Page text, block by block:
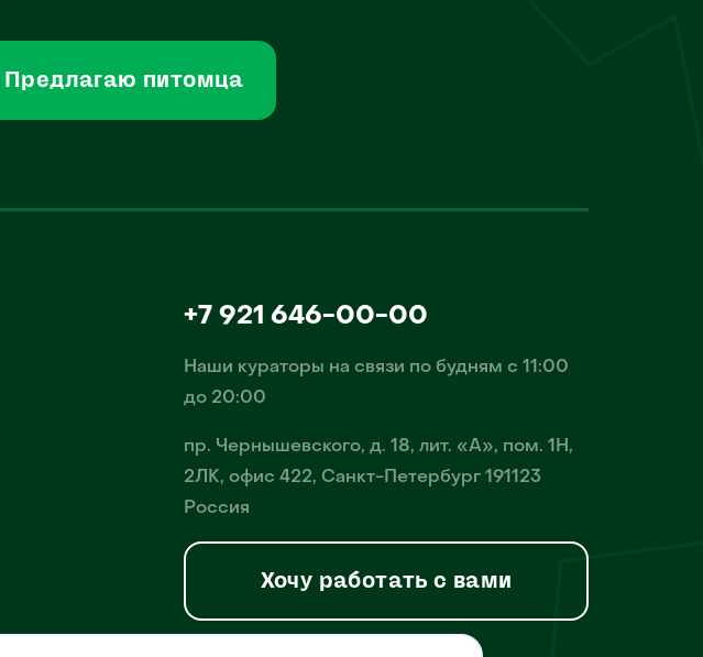
Предлагаю питомца
+7 921 646-00-00
Наши кураторы на связи по будням с 11:00
до 20:00
пр. Чернышевского, д. 18, лит. «А», пом. 1Н,
2ЛК, офис 422, Санкт-Петербург 191123
Россия
Хочу работать с вами